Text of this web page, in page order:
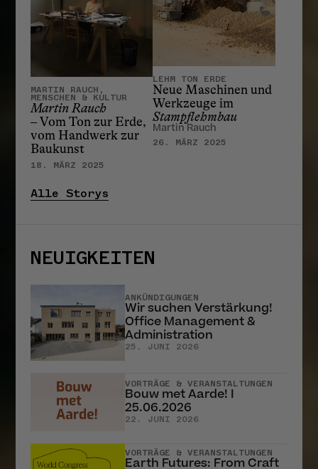
MARTIN RAUCH,
MENSCHEN & KULTUR
Martin Rauch
– Vom Ton zur Erde,
vom Handwerk zur
Baukunst
18. MÄRZ 2025
LEHM TON ERDE
Neue Maschinen und
Werkzeuge im
Stampflehmbau
Martin Rauch
26. MÄRZ 2025
Alle Storys
NEUIGKEITEN
ANKÜNDIGUNGEN
Wir suchen Verstärkung!
Office Management &
Administration
25. JUNI 2026
VORTRÄGE & VERANSTALTUNGEN
Bouw met Aarde! I
25.06.2026
22. JUNI 2026
VORTRÄGE & VERANSTALTUNGEN
Earth Futures: From Craft